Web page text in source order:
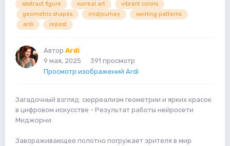
abstract figure surreal art
vibrant colors
geometric shapes
midjourney
swirling patterns
ardi
repost
Автор Ardi
9 мая, 2025
391 просмотр
Просмотр изображений Ardi
Загадочный взгляд: сюрреализм геометрии и ярких красок
в цифровом искусстве - Результат работы нейросети
Миджорни
Завораживающее полотно погружает зрителя в мир